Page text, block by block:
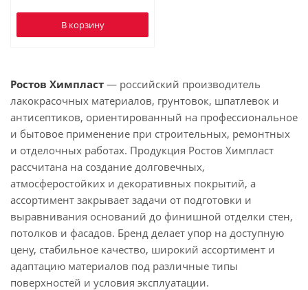
В корзину
Ростов Химпласт — российский производитель
лакокрасочных материалов, грунтовок, шпатлевок и
антисептиков, ориентированный на профессиональное
и бытовое применение при строительных, ремонтных
и отделочных работах. Продукция Ростов Химпласт
рассчитана на создание долговечных,
атмосферостойких и декоративных покрытий, а
ассортимент закрывает задачи от подготовки и
выравнивания оснований до финишной отделки стен,
потолков и фасадов. Бренд делает упор на доступную
цену, стабильное качество, широкий ассортимент и
адаптацию материалов под различные типы
поверхностей и условия эксплуатации.